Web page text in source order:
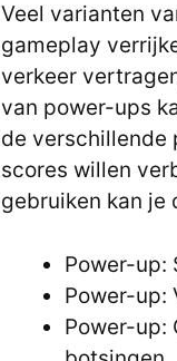
Veel varianten
gameplay
verkeer
van power-ups
de verschillende
scores willen
gebruiken kan je
Power-up:
Power-up:
Power-up: